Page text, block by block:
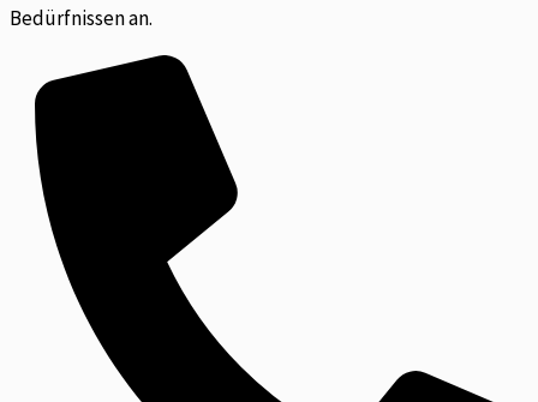
Bedürfnissen an.